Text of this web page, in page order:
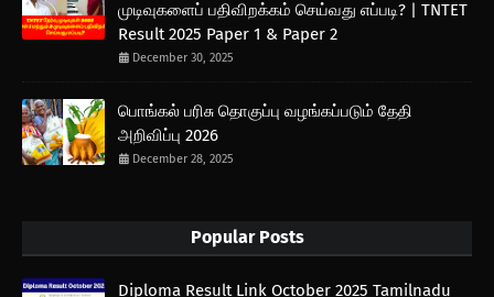
முடிவுகளைப் பதிவிறக்கம் செய்வது எப்படி? | TNTET
Result 2025 Paper 1 & Paper 2
December 30, 2025
பொங்கல் பரிசு தொகுப்பு வழங்கப்படும் தேதி
அறிவிப்பு 2026
December 28, 2025
Popular Posts
Diploma Result Link October 2025 Tamilnadu